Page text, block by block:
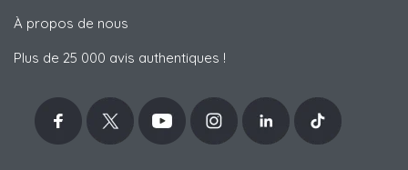
À propos de nous
Plus de 25 000 avis authentiques !